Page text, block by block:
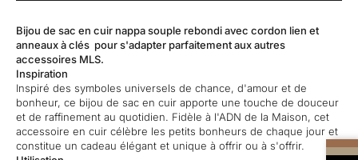
Bijou de sac en cuir nappa souple rebondi avec cordon lien et
anneaux à clés pour s'adapter parfaitement aux autres
accessoires MLS.
Inspiration
Inspiré des symboles universels de chance, d'amour et de
bonheur, ce bijou de sac en cuir apporte une touche de douceur
et de raffinement au quotidien. Fidèle à l'ADN de la Maison, cet
accessoire en cuir célèbre les petits bonheurs de chaque jour et
constitue un cadeau élégant et unique à offrir ou à s'offrir.